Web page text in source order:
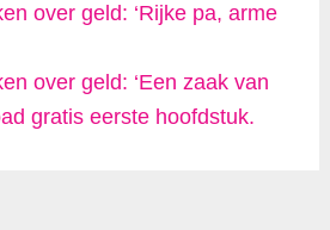
over geld: ‘Rijke pa, arme
over geld: ‘Een zaak van
gratis eerste hoofdstuk.